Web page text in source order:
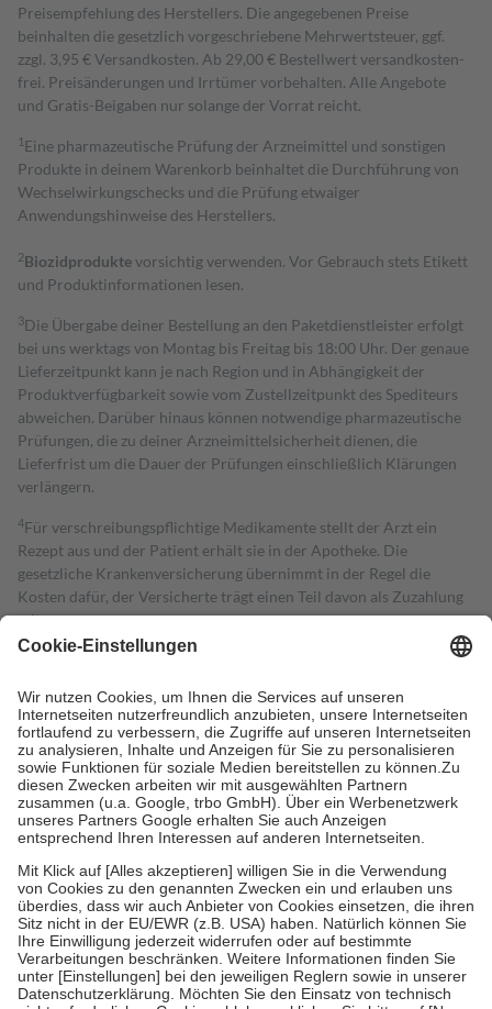
Preisempfehlung des Herstellers. Die angegebenen Preise
beinhalten die gesetzlich vorgeschriebene Mehrwertsteuer, ggf.
zzgl. 3,95 € Versandkosten. Ab 29,00 € Bestell­wert versand­kosten­
frei. Preisänderungen und Irrtümer vorbehalten. Alle Angebote
und Gratis-Beigaben nur solange der Vorrat reicht.
1 Eine pharmazeutische Prüfung der Arzneimittel und sonstigen
Produkte in deinem Warenkorb beinhaltet die Durchführung von
Wechselwirkungschecks und die Prüfung etwaiger
Anwendungshinweise des Herstellers.
2Biozidproduktevorsichtig verwenden. Vor Gebrauch stets Etikett
und Produktinformationen lesen.
3Die Übergabe deiner Bestellung an den Paketdienstleister erfolgt
bei uns werktags von Montag bis Freitag bis 18:00 Uhr. Der genaue
Lieferzeitpunkt kann je nach Region und in Abhängigkeit der
Produktverfügbarkeit sowie vom Zustellzeitpunkt des Spediteurs
abweichen. Darüber hinaus können notwendige pharmazeutische
Prüfungen, die zu deiner Arzneimittelsicherheit dienen, die
Lieferfrist um die Dauer der Prüfungen einschließlich Klärungen
verlängern.
4Für verschreibungspflichtige Medikamente stellt der Arzt ein
Rezept aus und der Patient erhält sie in der Apotheke. Die
gesetzliche Krankenversicherung übernimmt in der Regel die
Kosten dafür, der Versicherte trägt einen Teil davon als Zuzahlung
mit.
Grundsätzlich leisten Mitglieder Zuzahlungen in Höhe von zehn
höchstens zehn Euro.
Es sind jedoch nie mehr als die tatsächlichen
Kosten der Leistung zu entrichten.
Diese Regeln gelten grundsätzlich auch für Online-Apotheken.
Bei Heilmitteln und häuslicher Krankenpflege beträgt die
Zuzahlung zehn Prozent der Kosten sowie zehn Euro je
Verordnung.
Um das Engagement der Versicherten für ihre eigene Gesundheit zu
stärken und die besondere Stellung der Familie zu unterstützen,
fallenkeine Zuzahlungenan bei:
• Kindern und Jugendlichen bis zum vollendeten 18. Lebensjahr
mit Ausnahme der Fahrkosten
• Untersuchungen zur Vorsorge und Früherkennung, die von der
GKV getragen werden
• empfohlenen Schutzimpfungen